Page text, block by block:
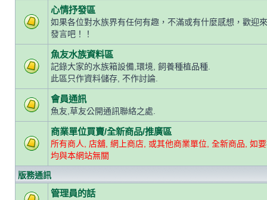
心情抒發區
如果各位對水族界有任何有趣，不滿或有什麼感想，歡迎
發言吧！！
魚友水族資料區
記錄大家的水族箱設備,環境, 飼養種植品種.
此區只作資料儲存, 不作討論.
會員通訊
魚友,草友公開通訊聯絡之處.
商業單位買賣/全新商品/推廣區
所有商人, 店舖, 網上商店, 或其他商業單位, 全新商品, 如
均與本網站無關
版務通訊
管理員的話